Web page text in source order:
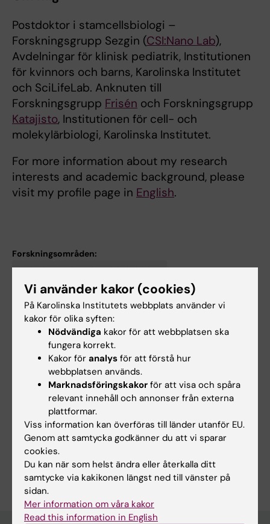
Postdoktor i stamcellsbiologi –
Forskningsgrupp Sezgin (CSI:Nano Lab),
Avdelningar för klinisk pediatrik, Institutionen
för kvinnors och barns, Karolinska Institutet
och SciLifeLab. Anknuten till
Forskningsgrupp Frisén och Forskningsgrupp
Katajisto, Institutionen för cell- och
molekylärbiologi, Karolinska Institutet.
For more information about my research
interests and academic background, please
visit my profile page in English.
Forskningsområden:
Biofysik
Cell- och molekylärbiologi
Farmakologi och toxikologi
Klinisk vetenskap
Neurovetenskaper
Forskningsämnen:
Autismspektrumstörning
Inducerade pluripotenta stamceller
Metabolomik
Neurobiologi
Selektiva
serotoninåterupptagshämmare
Toxikologi
Transkriptom
Tvillingstudie
[Publikationstyp]
stamceller
Visa alla
Tekniker och metoder:
Bioanalys
Cellodlingsmetoder
Helgenomsekvensering
Konfokalmikroskopi
Masspektrometri
Polymeraskedjereaktion
RNA-
seq
Visa alla
Är du Abishek Arora?
Redigera din profil
Vi använder kakor (cookies)
På Karolinska Institutets webbplats använder vi
kakor för olika syften:
Nödvändiga kakor för att webbplatsen ska
fungera korrekt.
Kakor för analys för att förstå hur
webbplatsen används.
Marknadsföringskakor för att visa och spåra
relevant innehåll och annonser från externa
plattformar.
Viss information kan överföras till länder utanför EU.
Genom att samtycka godkänner du att vi sparar
cookies.
Du kan när som helst ändra eller återkalla ditt
samtycke via kakikonen längst ned till vänster på
sidan.
Mer information om våra kakor
Read this information in English